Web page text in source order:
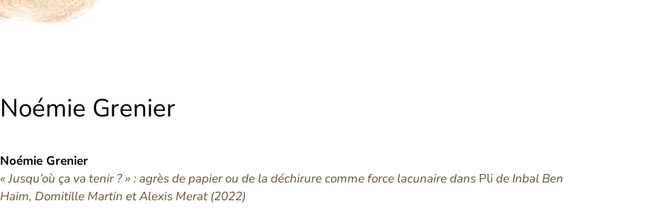
Noémie Grenier
Noémie Grenier
« Jusqu’où ça va tenir ? » : agrès de papier ou de la déchirure comme force lacunaire dans Pli de Inbal Ben
Haim, Domitille Martin et Alexis Merat (2022)